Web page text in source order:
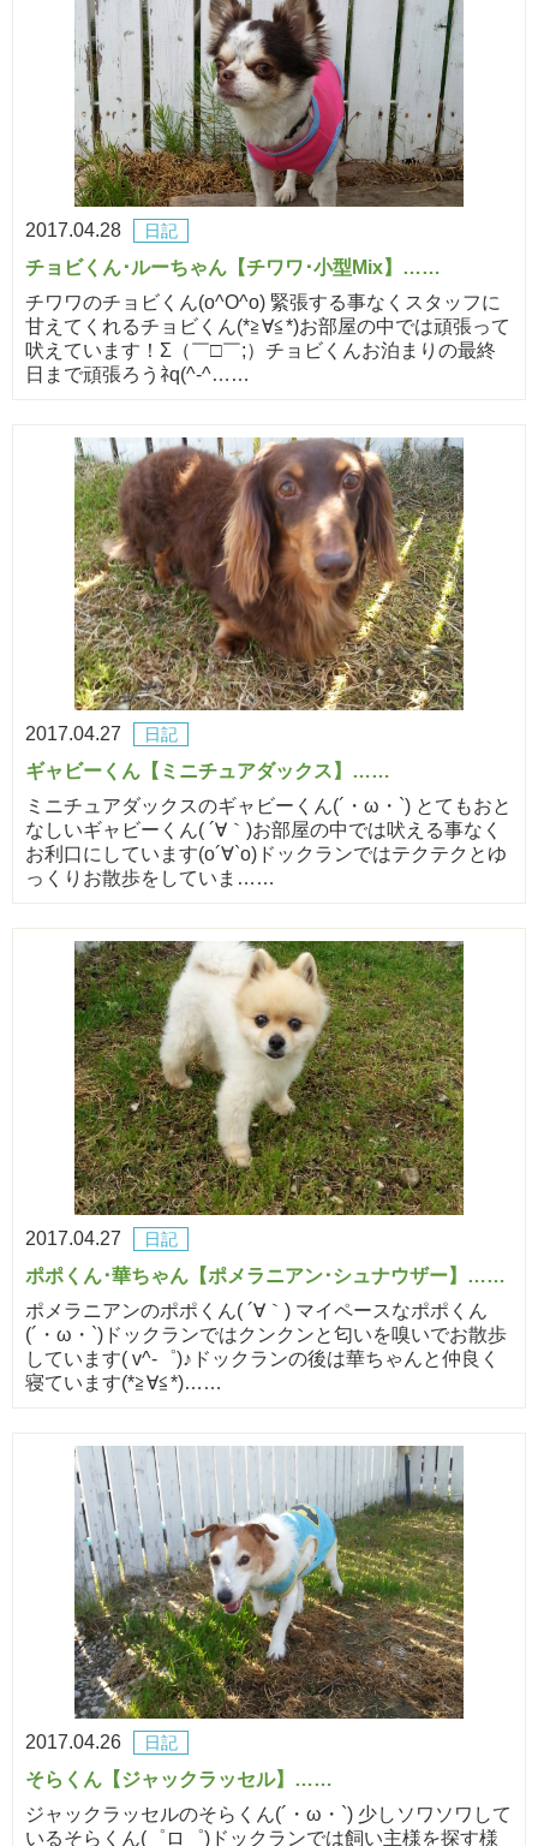
2017.04.28 日記
チョビくん･ルーちゃん【チワワ･小型Mix】……
チワワのチョビくん(o^O^o) 緊張する事なくスタッフに
甘えてくれるチョビくん(*≧∀≦*)お部屋の中では頑張って
吠えています！Σ（￣□￣;）チョビくんお泊まりの最終
日まで頑張ろうﾈq(^-^……
2017.04.27 日記
ギャビーくん【ミニチュアダックス】……
ミニチュアダックスのギャビーくん(´・ω・`) とてもおと
なしいギャビーくん( ´∀｀)お部屋の中では吠える事なく
お利口にしています(о´∀`о)ドックランではテクテクとゆ
っくりお散歩をしていま……
2017.04.27 日記
ポポくん･華ちゃん【ポメラニアン･シュナウザー】……
ポメラニアンのポポくん( ´∀｀) マイペースなポポくん
(´・ω・`)ドックランではクンクンと匂いを嗅いでお散歩
しています( v^-゜)♪ドックランの後は華ちゃんと仲良く
寝ています(*≧∀≦*)……
2017.04.26 日記
そらくん【ジャックラッセル】……
ジャックラッセルのそらくん(´・ω・`) 少しソワソワして
いるそらくん(゜ロ゜)ドックランでは飼い主様を探す様